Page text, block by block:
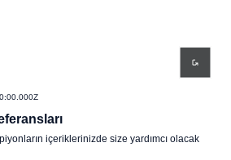
içeriklerinizde size yardımcı olacak